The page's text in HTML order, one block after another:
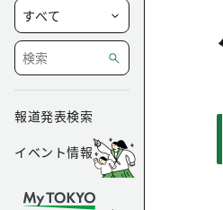
報道発表検索
イベント情報